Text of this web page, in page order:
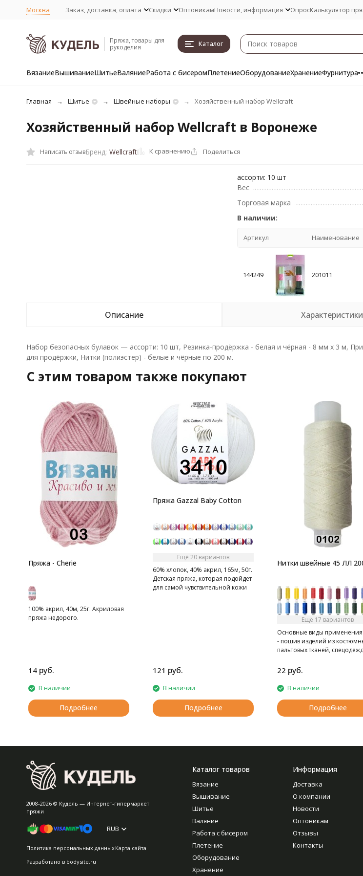
Москва Заказ, доставка, оплата Скидки ОптовикамНовости, информация ОпросКалькулятор
Пряжа, товары для
рукоделия
Каталог
ВязаниеВышиваниеШитьеВаляниеРабота с бисеромПлетениеОборудованиеХранениеФурнитура
Главная Шитье Швейные наборы Хозяйственный набор Wellcraft
Хозяйственный набор Wellcraft в Воронеже
Написать отзывБренд: Wellcraft К сравнению Поделиться
ассорти: 10 шт
Вес
Торговая марка
В наличии:
Артикул Наименование
144249 201011
Описание Характеристики
Набор безопасных булавок — ассорти: 10 шт, Резинка-продёржка - белая и чёрная - 8 мм х 3 м,
для продёржки, Нитки (полиэстер) - белые и чёрные по 200 м.
C этим товаром также покупают
Пряжа - Cherie
100% акрил, 40м, 25г. Акриловая
пряжа недорого.
14 руб.
В наличии
Подробнее
Пряжа Gazzal Baby Cotton
Ещё 20 вариантов
60% хлопок, 40% акрил, 165м, 50г.
Детская пряжа, которая подойдет
для самой чувствительной кожи
121 руб.
В наличии
Подробнее
Нитки швейные 45 ЛЛ
Ещё 17 вариантов
Основные виды применения:
- пошив изделий из
пальтовых тканей,
скреплении книг в
22 руб.
В наличии
Подробнее
2008-2026 © Кудель — Интернет-гипермаркет
пряжи
RUB
Политика персональных данныхКарта сайта
Разработано в bodysite.ru
Каталог товаров
Вязание
Вышивание
Шитье
Валяние
Работа с бисером
Плетение
Оборудование
Хранение
Информация
Доставка
О компании
Новости
Оптовикам
Отзывы
Контакты